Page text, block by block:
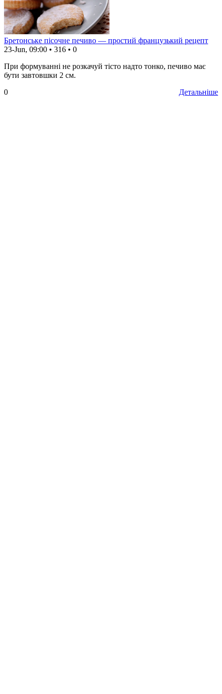
Бретонське пісочне печиво — простий французький рецепт
23-Jun, 09:00 • 316 • 0
При формуванні не розкачуй тісто надто тонко, печиво має
бути завтовшки 2 см.
Детальніше
0